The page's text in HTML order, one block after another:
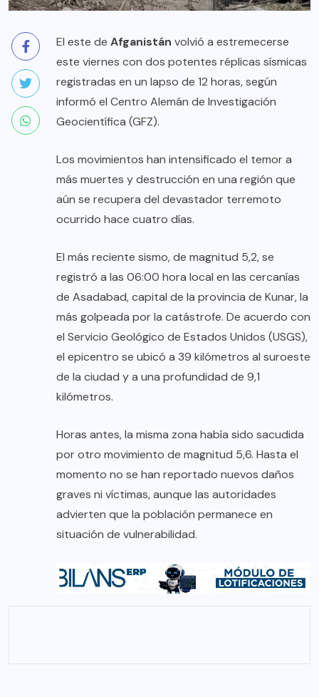
El este de Afganistán volvió a estremecerse
este viernes con dos potentes réplicas sísmicas
registradas en un lapso de 12 horas, según
informó el Centro Alemán de Investigación
Geocientífica (GFZ).
Los movimientos han intensificado el temor a
más muertes y destrucción en una región que
aún se recupera del devastador terremoto
ocurrido hace cuatro días.
El más reciente sismo, de magnitud 5,2, se
registró a las 06:00 hora local en las cercanías
de Asadabad, capital de la provincia de Kunar, la
más golpeada por la catástrofe. De acuerdo con
el Servicio Geológico de Estados Unidos (USGS),
el epicentro se ubicó a 39 kilómetros al suroeste
de la ciudad y a una profundidad de 9,1
kilómetros.
Horas antes, la misma zona había sido sacudida
por otro movimiento de magnitud 5,6. Hasta el
momento no se han reportado nuevos daños
graves ni víctimas, aunque las autoridades
advierten que la población permanece en
situación de vulnerabilidad.